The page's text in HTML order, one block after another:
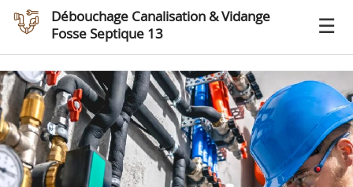
Débouchage Canalisation & Vidange
Fosse Septique 13